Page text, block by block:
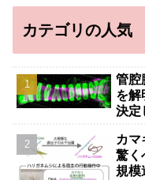
カテゴリの人気
管腔
を解
決定
カマ
驚く
規模